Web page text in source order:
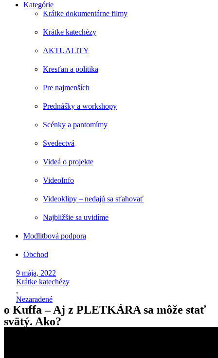
Kategórie
Krátke dokumentárne filmy
Krátke katechézy
AKTUALITY
Kresťan a politika
Pre najmenších
Prednášky a workshopy
Scénky a pantomímy
Svedectvá
Videá o projekte
VideoInfo
Videoklipy – nedajú sa sťahovať
Najbližšie sa uvidíme
Modlitbová podpora
Obchod
9 mája, 2022
Krátke katechézy
,
Nezaradené
o Kuffa – Aj z PLETKÁRA sa môže stať
svätý. Ako?